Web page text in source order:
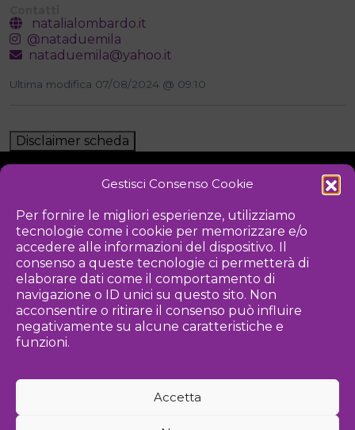
Gestisci Consenso Cookie
Per fornire le migliori esperienze, utilizziamo
tecnologie come i cookie per memorizzare e/o
accedere alle informazioni del dispositivo. Il
consenso a queste tecnologie ci permetterà di
elaborare dati come il comportamento di
navigazione o ID unici su questo sito. Non
acconsentire o ritirare il consenso può influire
negativamente su alcune caratteristiche e
funzioni.
Accetta
natalialombardo.it
@nataduemila
nataduemila@yahoo.it
Ultima modifica 07/08/2024 @ 09:10
Disclaimer scheda
PRIVACY POLICY
Iniziativa
Associazione culturale per la promozione delle arti visive